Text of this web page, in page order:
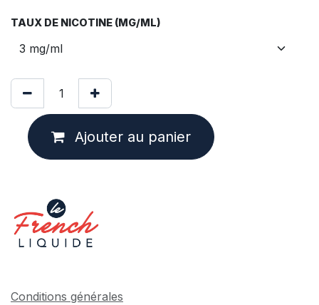
TAUX DE NICOTINE (MG/ML)
Ajouter au panier
Conditions générales